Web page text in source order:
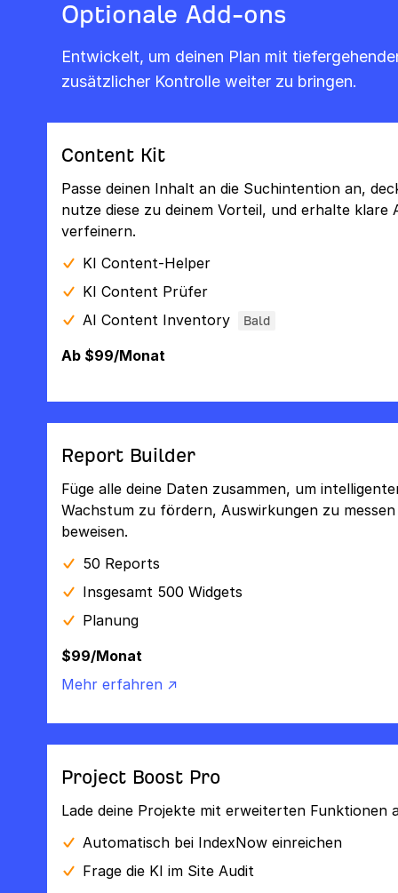
Optionale Add-ons
Entwickelt, um deinen Plan mit
zusätzlicher Kontrolle weiter zu bringen.
Content Kit
Passe deinen Inhalt an die Suchintention an,
nutze diese zu deinem Vorteil, und erhalte klare
verfeinern.
KI Content-Helper
KI Content Prüfer
AI Content Inventory
Bald
Ab $99/Monat
Report Builder
Füge alle deine Daten zusammen, um
Wachstum zu fördern, Auswirkungen zu
beweisen.
50 Reports
Insgesamt 500 Widgets
Planung
$99/Monat
Mehr erfahren ↗
Project Boost Pro
Lade deine Projekte mit erweiterten Funktionen
Automatisch bei IndexNow einreichen
Frage die KI im Site Audit